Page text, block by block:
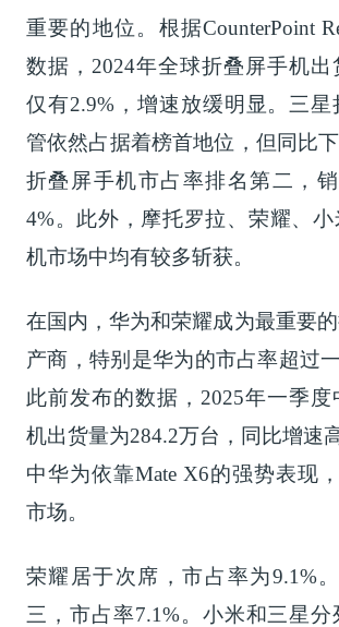
重要的地位。根据CounterPoint
数据，2024年全球折叠屏手机出
仅有2.9%，增速放缓明显。三
管依然占据着榜首地位，但同比
折叠屏手机市占率排名第二，
4%。此外，摩托罗拉、荣耀、
机市场中均有较多斩获。
在国内，华为和荣耀成为最重要
产商，特别是华为的市占率超过
此前发布的数据，2025年一季
机出货量为284.2万台，同比增速
中华为依靠Mate X6的强势表现
市场。
荣耀居于次席，市占率为9.1%
三，市占率7.1%。小米和三星
打开金融界，7X24获
快、更专业的金融信息